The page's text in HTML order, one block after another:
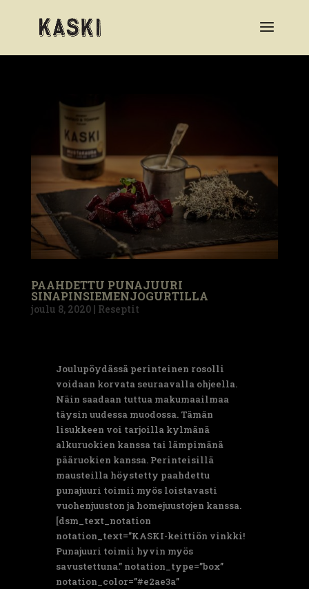
PAAHDETTU PUNAJUURI
SINAPINSIEMENJOGURTILLA
joulu 8, 2020| Reseptit
Joulupöydässä perinteinen rosolli
voidaan korvata seuraavalla ohjeella.
Näin saadaan tuttua makumaailmaa
täysin uudessa muodossa. Tämän
lisukkeen voi tarjoilla kylmänä
alkuruokien kanssa tai lämpimänä
pääruokien kanssa. Perinteisillä
mausteilla höystetty paahdettu
punajuuri toimii myös loistavasti
vuohenjuuston ja homejuustojen kanssa.
[dsm_text_notation
notation_text=”KASKI-keittiön vinkki!
Punajuuri toimii hyvin myös
savustettuna.” notation_type=”box”
notation_color=”#e2ae3a”